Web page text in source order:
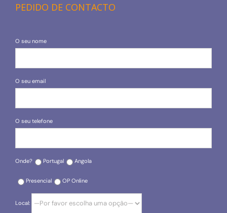
PEDIDO DE CONTACTO
O seu nome
O seu email
O seu telefone
Onde? Portugal Angola
Presencial OP Online
Local: